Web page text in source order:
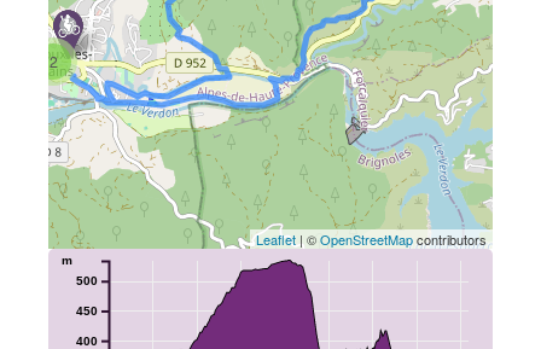
2
Leaflet | ©OpenStreetMapcontributors
400
450
500
m